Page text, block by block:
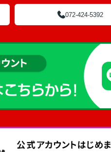
072-424-5392